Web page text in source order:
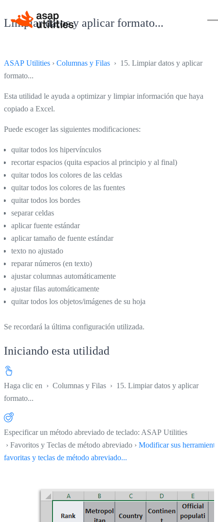
Limpiar datos y aplicar formato...
ASAP Utilities › Columnas y Filas › 15. Limpiar datos y aplicar
formato...
Esta utilidad le ayuda a optimizar y limpiar información que haya
copiado a Excel.
Puede escoger las siguientes modificaciones:
quitar todos los hipervínculos
recortar espacios (quita espacios al principio y al final)
quitar todos los colores de las celdas
quitar todos los colores de las fuentes
quitar todos los bordes
separar celdas
aplicar fuente estándar
aplicar tamaño de fuente estándar
texto no ajustado
reparar números (en texto)
ajustar columnas automáticamente
ajustar filas automáticamente
quitar todos los objetos/imágenes de su hoja
Se recordará la última configuración utilizada.
Iniciando esta utilidad
Haga clic en › Columnas y Filas › 15. Limpiar datos y aplicar
formato...
Especificar un método abreviado de teclado: ASAP Utilities
› Favoritos y Teclas de método abreviado › Modificar sus
favoritas y teclas de método abreviado...